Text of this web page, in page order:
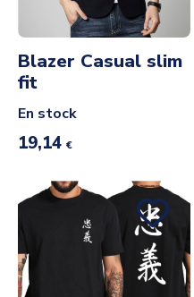
Blazer Casual slim
fit
En stock
19,14 €